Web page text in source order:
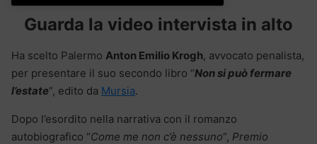
Guarda la video intervista in alto
Ha scelto Palermo Anton Emilio Krogh, avvocato penalista,
per presentare il suo secondo libro “Non si può fermare
l’estate“, edito da Mursia.
Dopo l’esordito nella narrativa con il romanzo
autobiografico “Come me non c’è nessuno“, Premio